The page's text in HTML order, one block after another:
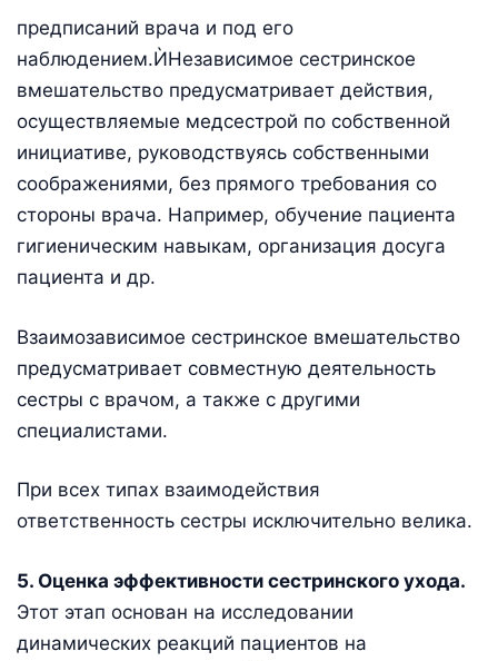
предписаний врача и под его
наблюдением.ЍНезависимое сестринское
вмешательство предусматривает действия,
осуществляемые медсестрой по собственной
инициативе, руководствуясь собственными
соображениями, без прямого требования со
стороны врача. Например, обучение пациента
гигиеническим навыкам, организация досуга
пациента и др.
Взаимозависимое сестринское вмешательство
предусматривает совместную деятельность
сестры с врачом, а также с другими
специалистами.
При всех типах взаимодействия
ответственность сестры исключительно велика.
5. Оценка эффективности сестринского ухода.
Этот этап основан на исследовании
динамических реакций пациентов на